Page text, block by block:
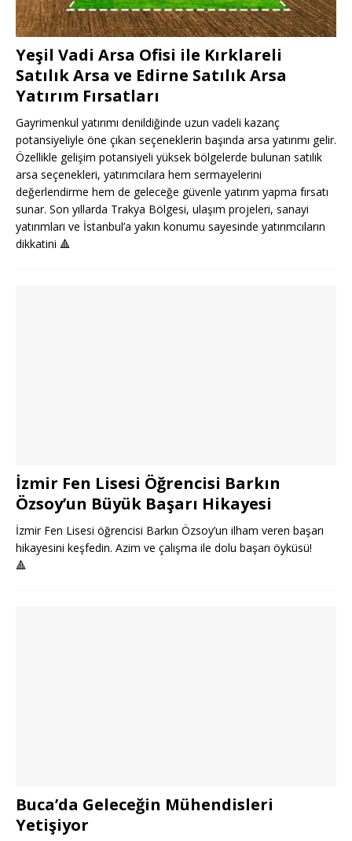
Yeşil Vadi Arsa Ofisi ile Kırklareli
Satılık Arsa ve Edirne Satılık Arsa
Yatırım Fırsatları
Gayrimenkul yatırımı denildiğinde uzun vadeli kazanç
potansiyeliyle öne çıkan seçeneklerin başında arsa yatırımı gelir.
Özellikle gelişim potansiyeli yüksek bölgelerde bulunan satılık
arsa seçenekleri, yatırımcılara hem sermayelerini
değerlendirme hem de geleceğe güvenle yatırım yapma fırsatı
sunar. Son yıllarda Trakya Bölgesi, ulaşım projeleri, sanayi
yatırımları ve İstanbul’a yakın konumu sayesinde yatırımcıların
dikkatini 🔺
İzmir Fen Lisesi Öğrencisi Barkın
Özsoy’un Büyük Başarı Hikayesi
İzmir Fen Lisesi öğrencisi Barkın Özsoy’un ilham veren başarı
hikayesini keşfedin. Azim ve çalışma ile dolu başarı öyküsü!
🔺
Buca’da Geleceğin Mühendisleri
Yetişiyor